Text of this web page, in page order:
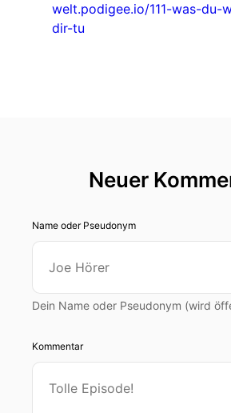
welt.podigee.io/111-was-du-
dir-tu
Neuer
Name oder Pseudonym
Dein Name oder Pseudonym (wird
Kommentar